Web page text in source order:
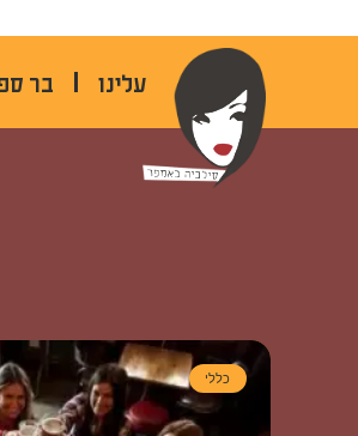
עלינו בר
כללי